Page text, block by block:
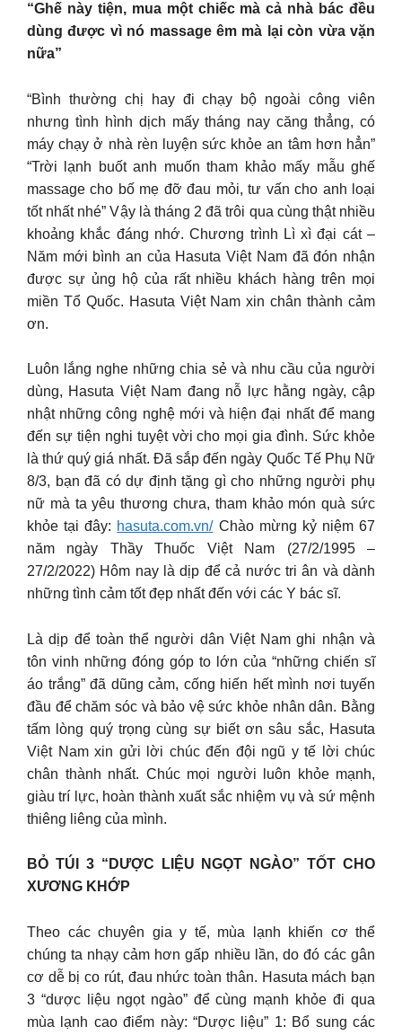
“Ghế này tiện, mua một chiếc mà cả nhà bác đều
dùng được vì nó massage êm mà lại còn vừa vặn
nữa”
“Bình thường chị hay đi chạy bộ ngoài công viên
nhưng tình hình dịch mấy tháng nay căng thẳng, có
máy chạy ở nhà rèn luyện sức khỏe an tâm hơn hẳn”
“Trời lạnh buốt anh muốn tham khảo mấy mẫu ghế
massage cho bố mẹ đỡ đau mỏi, tư vấn cho anh loại
tốt nhất nhé” Vậy là tháng 2 đã trôi qua cùng thật nhiều
khoảng khắc đáng nhớ. Chương trình Lì xì đại cát –
Năm mới bình an của Hasuta Việt Nam đã đón nhận
được sự ủng hộ của rất nhiều khách hàng trên mọi
miền Tổ Quốc. Hasuta Việt Nam xin chân thành cảm
ơn.
Luôn lắng nghe những chia sẻ và nhu cầu của người
dùng, Hasuta Việt Nam đang nỗ lực hằng ngày, cập
nhật những công nghệ mới và hiện đại nhất để mang
đến sự tiện nghi tuyệt vời cho mọi gia đình. Sức khỏe
là thứ quý giá nhất. Đã sắp đến ngày Quốc Tế Phụ Nữ
8/3, bạn đã có dự định tặng gì cho những người phụ
nữ mà ta yêu thương chưa, tham khảo món quà sức
khỏe tại đây: hasuta.com.vn/Chào mừng kỷ niệm 67
năm ngày Thầy Thuốc Việt Nam (27/2/1995 –
27/2/2022) Hôm nay là dịp để cả nước tri ân và dành
những tình cảm tốt đẹp nhất đến với các Y bác sĩ.
Là dịp để toàn thể người dân Việt Nam ghi nhận và
tôn vinh những đóng góp to lớn của “những chiến sĩ
áo trắng” đã dũng cảm, cống hiến hết mình nơi tuyến
đầu để chăm sóc và bảo vệ sức khỏe nhân dân. Bằng
tấm lòng quý trọng cùng sự biết ơn sâu sắc, Hasuta
Việt Nam xin gửi lời chúc đến đội ngũ y tế lời chúc
chân thành nhất. Chúc mọi người luôn khỏe mạnh,
giàu trí lực, hoàn thành xuất sắc nhiệm vụ và sứ mệnh
thiêng liêng của mình.
BỎ TÚI 3 “DƯỢC LIỆU NGỌT NGÀO” TỐT CHO
XƯƠNG KHỚP
Theo các chuyên gia y tế, mùa lạnh khiến cơ thể
chúng ta nhạy cảm hơn gấp nhiều lần, do đó các gân
cơ dễ bị co rút, đau nhức toàn thân. Hasuta mách bạn
3 “dược liệu ngọt ngào” để cùng mạnh khỏe đi qua
mùa lạnh cao điểm này: “Dược liệu” 1: Bổ sung các